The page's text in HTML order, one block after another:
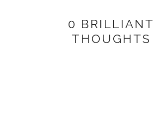
0 BRILLIANT
THOUGHTS